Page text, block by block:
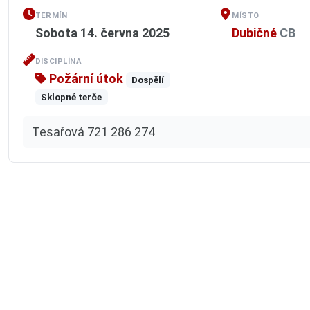
TERMÍN
Sobota 14. června 2025
MÍSTO
Dubičné CB
DISCIPLÍNA
Požární útok
Dospělí
Sklopné terče
Tesařová 721 286 274